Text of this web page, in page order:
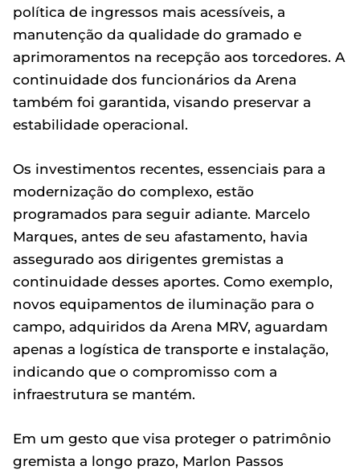
política de ingressos mais acessíveis, a
manutenção da qualidade do gramado e
aprimoramentos na recepção aos torcedores. A
continuidade dos funcionários da Arena
também foi garantida, visando preservar a
estabilidade operacional.
Os investimentos recentes, essenciais para a
modernização do complexo, estão
programados para seguir adiante. Marcelo
Marques, antes de seu afastamento, havia
assegurado aos dirigentes gremistas a
continuidade desses aportes. Como exemplo,
novos equipamentos de iluminação para o
campo, adquiridos da Arena MRV, aguardam
apenas a logística de transporte e instalação,
indicando que o compromisso com a
infraestrutura se mantém.
Em um gesto que visa proteger o patrimônio
gremista a longo prazo, Marlon Passos